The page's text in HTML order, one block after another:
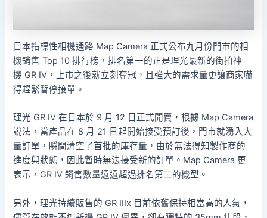
日本指標性相機通路 Map Camera 正式公布九月份門市的相
機銷售 Top 10 排行榜，排名第一的正是理光最新的街拍神
機 GR IV，上市之後就立刻奪冠，且強大的需求量更讓商家嚇
得趕緊暫停接單。
理光 GR IV 在日本於 9 月 12 日正式開賣，根據 Map Camera
說法，當產品在 8 月 21 日起開始接受預訂後，門市就湧入大
量訂單，瞬間清空了首批的庫存量，由於無法得知製作商的
進度與狀態，因此暫時無法接受新的訂單。Map Camera 更
表示，GR IV 銷售數量遠遠超過排名第二的機型。
另外，理光持續販售的 GR IIIx 目前依舊保持相當高的人氣，